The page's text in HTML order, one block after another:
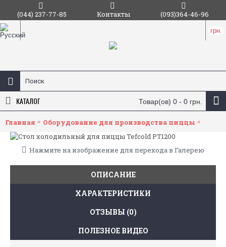
(044) 237-77-85 Контакты (093)364-46-96
грн.
Товар(ов) 0 - 0 грн.
КАТАЛОГ
Главная Оборудование для производства пиццы
Нажмите на изображение для перехода в Галерею
ОПИСАНИЕ
ХАРАКТЕРИСТИКИ
ОТЗЫВЫ (0)
ПОЛЕЗНОЕ ВИДЕО